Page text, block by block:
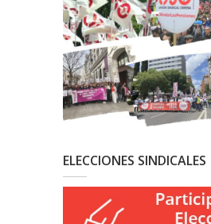
ELECCIONES SINDICALES